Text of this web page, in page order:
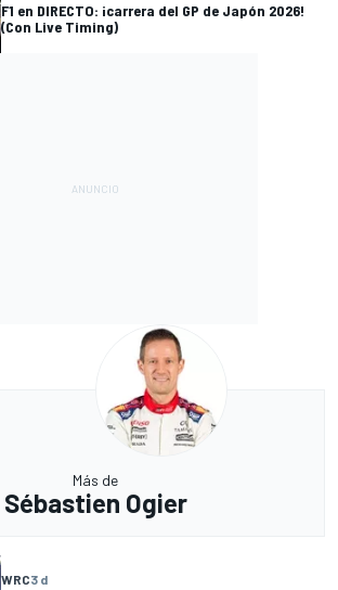
F1 en DIRECTO: ¡carrera del GP de Japón 2026!
(Con Live Timing)
Más de
Sébastien Ogier
WRC3 d